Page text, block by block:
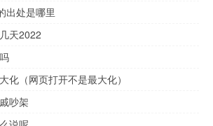
出处是哪里
天2022
化（网页打开不是最大化）
吵架